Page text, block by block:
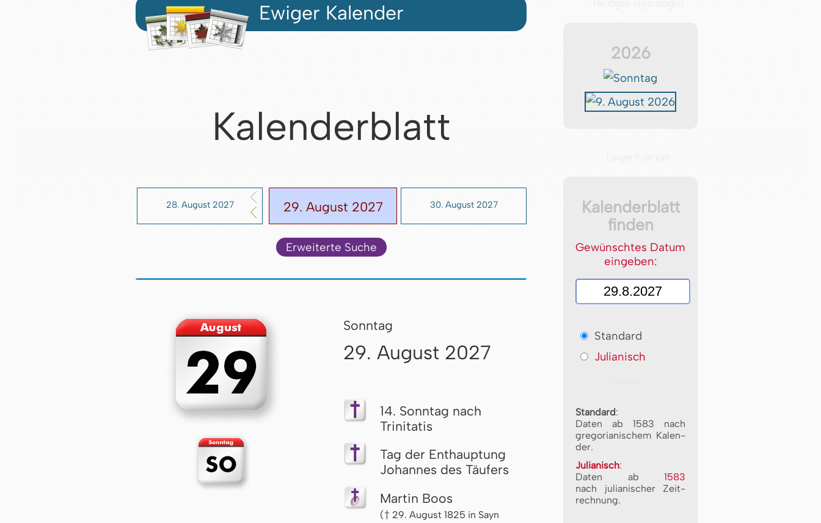
Ewiger Kalender
Kalenderblatt
28. August 2027 29. August 2027 30. August 2027
Erweiterte Suche
Sonntag
29. August 2027
14. Sonntag nach
Trinitatis
Tag der Enthauptung
Johannes des Täufers
Martin Boos
(† 29. August 1825 in Sayn
2026
Kalenderblatt
finden
Gewünschtes Datum
eingeben:
Standard
Julianisch
Standard:
Daten ab 1583 nach
gre­go­ri­a­ni­schem Ka­len­
der.
Julianisch:
Daten ab 1583
nach ju­li­a­ni­scher Zeit­
rech­nung.